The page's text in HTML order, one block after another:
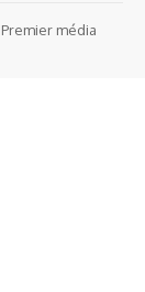
média